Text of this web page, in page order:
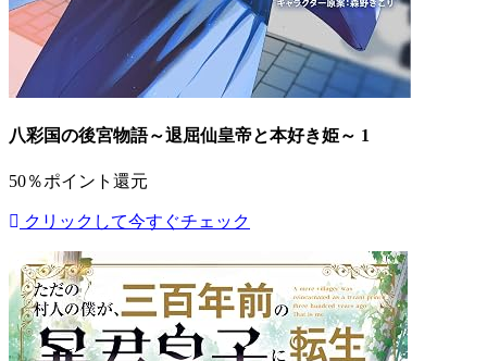
八彩国の後宮物語～退屈仙皇帝と本好き姫～ 1
50％ポイント還元
クリックして今すぐチェック